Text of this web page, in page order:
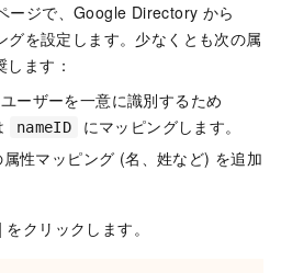
ージで、Google Directory から
グを設定します。少なくとも次の属
ます：
ーザーを一意に識別するため
nameID
にマッピングします。
性マッピング (名、姓など) を追加
をクリックします。